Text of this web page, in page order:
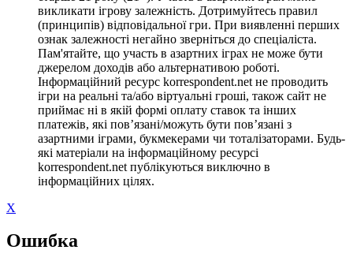
викликати ігрову залежність. Дотримуйтесь правил
(принципів) відповідальної гри. При виявленні перших
ознак залежності негайно зверніться до спеціаліста.
Пам'ятайте, що участь в азартних іграх не може бути
джерелом доходів або альтернативою роботі.
Інформаційний ресурс korrespondent.net не проводить
ігри на реальні та/або віртуальні гроші, також сайт не
приймає ні в якій формі оплату ставок та інших
платежів, які пов’язані/можуть бути пов’язані з
азартними іграми, букмекерами чи тоталізаторами. Будь-
які матеріали на інформаційному ресурсі
korrespondent.net публікуються виключно в
інформаційних цілях.
X
Ошибка